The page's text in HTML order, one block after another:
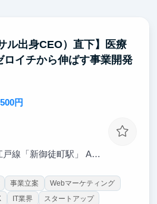
ル出身CEO）直下】医療
イチから伸ばす事業開発
円
新御徒町駅」 A4出口 徒歩3分
事業立案
Webマーケティング
IT業界
スタートアップ